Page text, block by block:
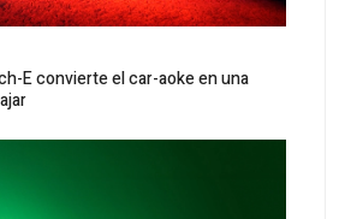
E convierte el car-aoke en una